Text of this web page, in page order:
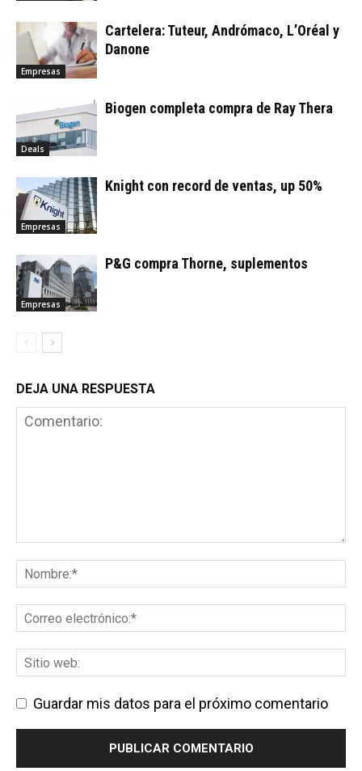
Empresas
Cartelera: Tuteur, Andrómaco, L’Oréal y
Danone
Deals
Biogen completa compra de Ray Thera
Empresas
Knight con record de ventas, up 50%
Empresas
P&G compra Thorne, suplementos
DEJA UNA RESPUESTA
Guardar mis datos para el próximo comentario